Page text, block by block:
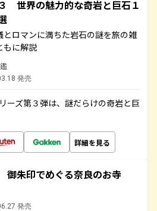
世界の魅力的な奇岩と巨石１
とロマンに満ちた岩石の謎を旅の雑
もに解説
発売
ーズ第３弾は、謎だらけの奇岩と巨
詳細を見る
御朱印でめぐる奈良のお寺
発売